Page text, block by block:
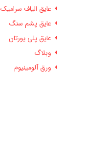
عایق الیاف سرامیک
عایق پشم سنگ
عایق پلی یورتان
وبلاگ
ورق آلومینیوم